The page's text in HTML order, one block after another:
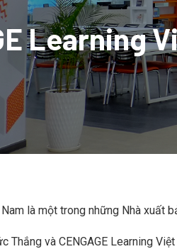
Learning
Nam là một trong những Nhà
Thắng và CENGAGE Learning